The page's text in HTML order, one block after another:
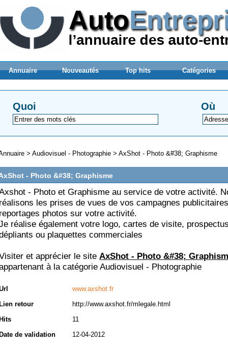
Annuaire Nouveautés Top hits Catégories
Quoi Où
> Audiovisuel - Photographie > AxShot - Photo &#38; Graphisme
- Photo &#38; Graphisme
- Photo et Graphisme au service de votre activité.
les prises de vues de vos campagnes
photos sur votre activité.
réalise également votre logo, cartes de visite,
ou plaquettes commerciales
et apprécier le site AxShot - Photo &#38;
à la catégorie Audiovisuel - Photographie
www.axshot.fr
retour
http://www.axshot.fr/mlegale.html
11
de validation
12-04-2012